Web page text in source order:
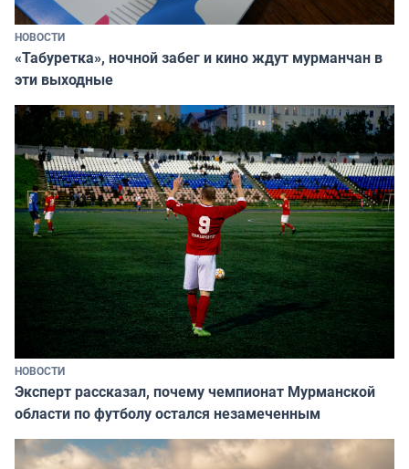
НОВОСТИ
«Табуретка», ночной забег и кино ждут мурманчан в
эти выходные
НОВОСТИ
Эксперт рассказал, почему чемпионат Мурманской
области по футболу остался незамеченным